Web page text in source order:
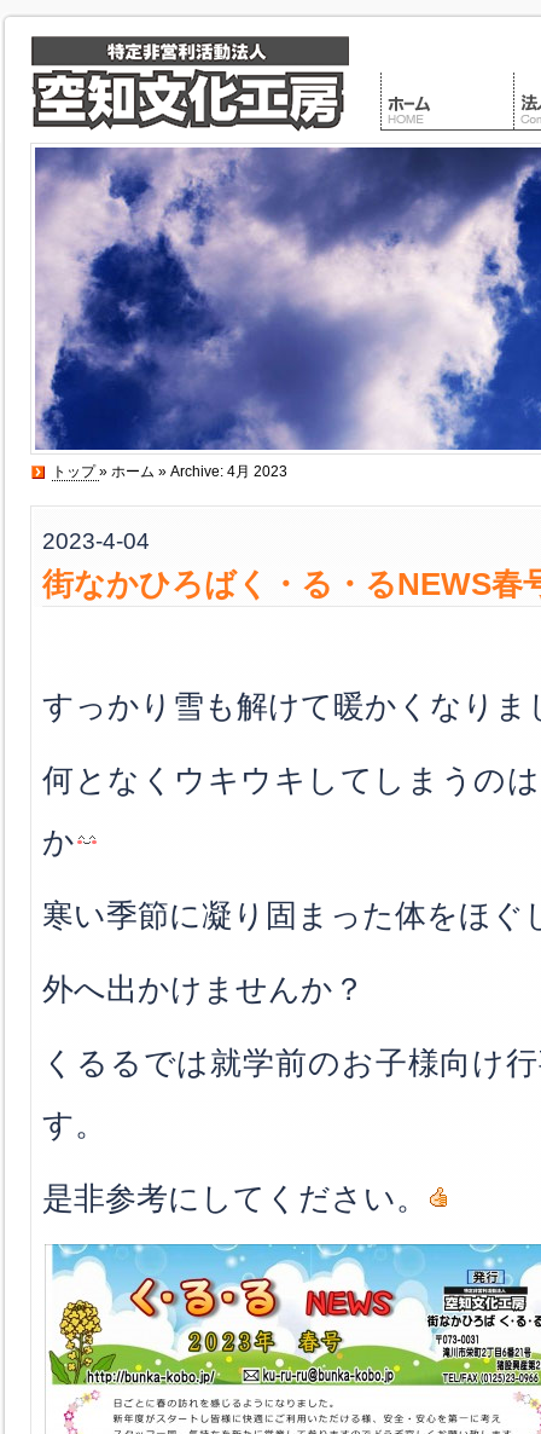
トップ» ホーム » Archive: 4月 2023
2023-4-04
街なかひろばく・る・るNEWS
すっかり雪も解けて暖かくなりま
何となくウキウキしてしまうの
か
寒い季節に凝り固まった体をほぐ
外へ出かけませんか？
くるるでは就学前のお子様向け
す。
是非参考にしてください。